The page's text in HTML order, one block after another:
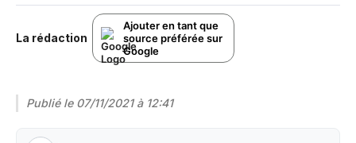
La rédaction
Ajouter en tant que
source préférée sur
Google
Publié le 07/11/2021 à 12:41